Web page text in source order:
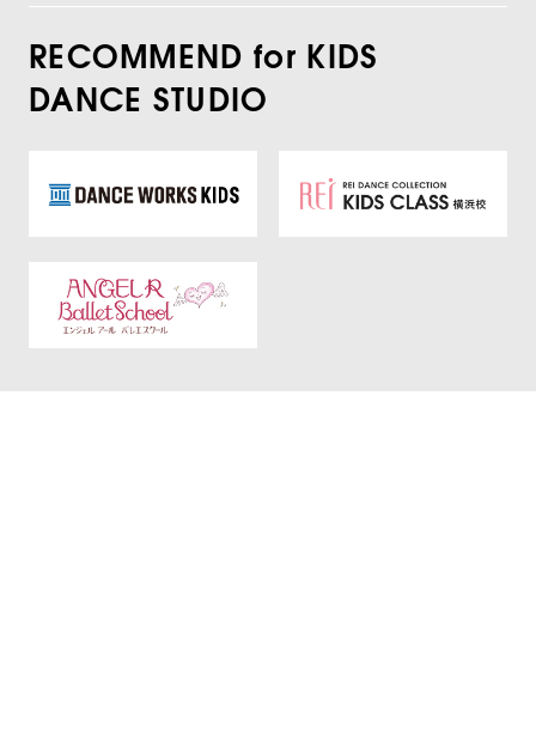
RECOMMEND for KIDS
DANCE STUDIO